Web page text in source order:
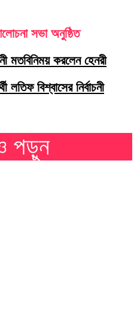
সভা অনুষ্ঠিত
মতবিনিময় করলেন হেনরী
বিশ্বাসের নির্বাচনী
পড়ুন